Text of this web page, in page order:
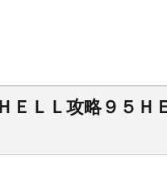
ＥＬＬ攻略９５Ｈ